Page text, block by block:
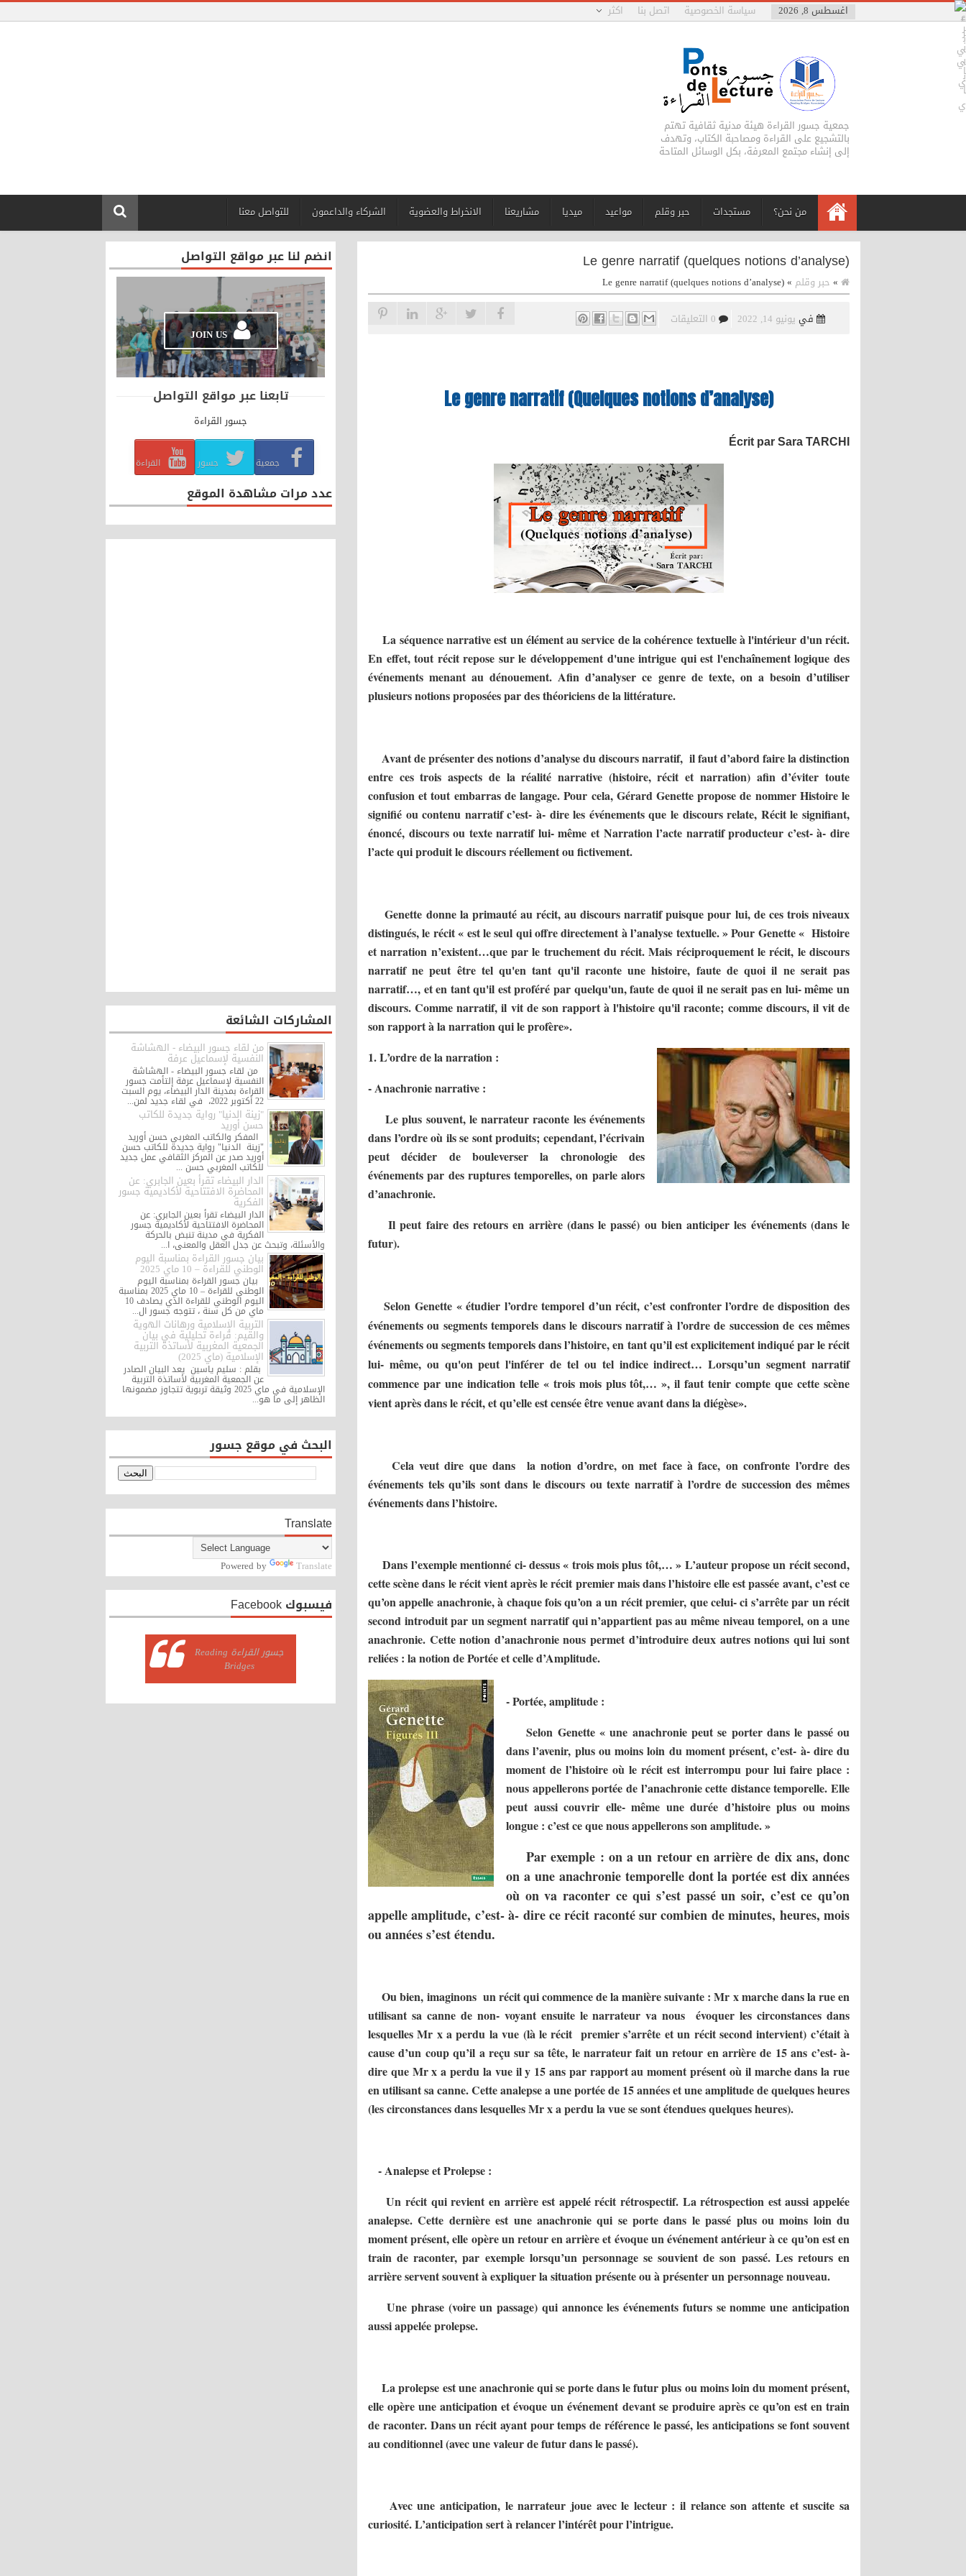
اغسطس 8, 2026 سياسة الخصوصية اتصل بنا اكثر
جمعية جسور القراءة هيئة مدنية ثقافية تهتم
بالتشجيع على القراءة ومصاحبة الكتاب، وتهدف
إلى إنشاء مجتمع المعرفة، بكل الوسائل المتاحة
من نحن؟ مستجدات حبر وقلم مواعيد ميديا مشاريعنا الانخراط والعضوية الشركاء والداعمون للتواصل معنا
Le genre narratif (quelques notions d’analyse)
» حبر وقلم »
Le genre narratif (quelques notions d’analyse)
في يونيو 14, 2022 0 التعليقات
Le genre narratif (Quelques notions d’analyse)
Écrit par Sara TARCHI
La séquence narrative est un élément au service de la cohérence textuelle à l'intérieur d'un récit.
En effet, tout récit repose sur le développement d'une intrigue qui est l'enchaînement logique des
événements menant au dénouement. Afin d’analyser ce genre de texte, on a besoin d’utiliser
plusieurs notions proposées par des théoriciens de la littérature.
Avant de présenter des notions d’analyse du discours narratif, il faut d’abord faire la distinction
entre ces trois aspects de la réalité narrative (histoire, récit et narration) afin d’éviter toute
confusion et tout embarras de langage. Pour cela, Gérard Genette propose de nommer Histoire le
signifié ou contenu narratif c’est- à- dire les événements que le discours relate, Récit le signifiant,
énoncé, discours ou texte narratif lui- même et Narration l’acte narratif producteur c’est- à- dire
l’acte qui produit le discours réellement ou fictivement.
Genette donne la primauté au récit, au discours narratif puisque pour lui, de ces trois niveaux
distingués, le récit « est le seul qui offre directement à l’analyse textuelle. » Pour Genette « Histoire
et narration n’existent…que par le truchement du récit. Mais réciproquement le récit, le discours
narratif ne peut être tel qu'en tant qu'il raconte une histoire, faute de quoi il ne serait pas
narratif…, et en tant qu'il est proféré par quelqu'un, faute de quoi il ne serait pas en lui- même un
discours. Comme narratif, il vit de son rapport à l'histoire qu'il raconte; comme discours, il vit de
son rapport à la narration qui le profère».
1. L’ordre de la narration :
- Anachronie narrative :
Le plus souvent, le narrateur raconte les événements
dans l’ordre où ils se sont produits; cependant, l’écrivain
peut décider de bouleverser la chronologie des
événements par des ruptures temporelles, on parle alors
d’anachronie.
Il peut faire des retours en arrière (dans le passé) ou bien anticiper les événements (dans le
futur).
Selon Genette « étudier l’ordre temporel d’un récit, c’est confronter l’ordre de disposition des
événements ou segments temporels dans le discours narratif à l’ordre de succession de ces mêmes
événements ou segments temporels dans l’histoire, en tant qu’il est explicitement indiqué par le récit
lui- même, ou qu'on peut l'inférer de tel ou tel indice indirect… Lorsqu’un segment narratif
commence par une indication telle « trois mois plus tôt,… », il faut tenir compte que cette scène
vient après dans le récit, et qu’elle est censée être venue avant dans la diégèse».
Cela veut dire que dans la notion d’ordre, on met face à face, on confronte l’ordre des
événements tels qu’ils sont dans le discours ou texte narratif à l’ordre de succession des mêmes
événements dans l’histoire.
Dans l’exemple mentionné ci- dessus « trois mois plus tôt,… » L’auteur propose un récit second,
cette scène dans le récit vient après le récit premier mais dans l’histoire elle est passée avant, c’est ce
qu’on appelle anachronie, à chaque fois qu’on a un récit premier, que celui- ci s’arrête par un récit
second introduit par un segment narratif qui n’appartient pas au même niveau temporel, on a une
anachronie. Cette notion d’anachronie nous permet d’introduire deux autres notions qui lui sont
reliées : la notion de Portée et celle d’Amplitude.
- Portée, amplitude :
Selon Genette « une anachronie peut se porter dans le passé ou
dans l’avenir, plus ou moins loin du moment présent, c’est- à- dire du
moment de l’histoire où le récit est interrompu pour lui faire place :
nous appellerons portée de l’anachronie cette distance temporelle. Elle
peut aussi couvrir elle- même une durée d’histoire plus ou moins
longue : c’est ce que nous appellerons son amplitude. »
Par exemple : on a un retour en arrière de dix ans, donc
on a une anachronie temporelle dont la portée est dix années
où on va raconter ce qui s’est passé un soir, c’est ce qu’on
appelle amplitude, c’est- à- dire ce récit raconté sur combien de minutes, heures, mois
ou années s’est étendu.
Ou bien, imaginons un récit qui commence de la manière suivante : Mr x marche dans la rue en
utilisant sa canne de non- voyant ensuite le narrateur va nous évoquer les circonstances dans
lesquelles Mr x a perdu la vue (là le récit premier s’arrête et un récit second intervient) c’était à
cause d’un coup qu’il a reçu sur sa tête, le narrateur fait un retour en arrière de 15 ans c’est- à-
dire que Mr x a perdu la vue il y 15 ans par rapport au moment présent où il marche dans la rue
en utilisant sa canne. Cette analepse a une portée de 15 années et une amplitude de quelques heures
(les circonstances dans lesquelles Mr x a perdu la vue se sont étendues quelques heures).
- Analepse et Prolepse :
Un récit qui revient en arrière est appelé récit rétrospectif. La rétrospection est aussi appelée
analepse. Cette dernière est une anachronie qui se porte dans le passé plus ou moins loin du
moment présent, elle opère un retour en arrière et évoque un événement antérieur à ce qu’on est en
train de raconter, par exemple lorsqu’un personnage se souvient de son passé. Les retours en
arrière servent souvent à expliquer la situation présente ou à présenter un personnage nouveau.
Une phrase (voire un passage) qui annonce les événements futurs se nomme une anticipation
aussi appelée prolepse.
La prolepse est une anachronie qui se porte dans le futur plus ou moins loin du moment présent,
elle opère une anticipation et évoque un événement devant se produire après ce qu’on est en train
de raconter. Dans un récit ayant pour temps de référence le passé, les anticipations se font souvent
au conditionnel (avec une valeur de futur dans le passé).
Avec une anticipation, le narrateur joue avec le lecteur : il relance son attente et suscite sa
curiosité. L’anticipation sert à relancer l’intérêt pour l’intrigue.
انضم لنا عبر مواقع التواصل
JOIN US
تابعنا عبر مواقع التواصل
جسور القراءة
جمعية جسور القراءة
عدد مرات مشاهدة الموقع
المشاركات الشائعة
من لقاء جسور البيضاء - الهشاشة
النفسية لإسماعيل عرفة
من لقاء جسور البيضاء - الهشاشة
النفسية لإسماعيل عرفة إلتأمت جسور
القراءة بمدينة الدار البيضاء، يوم السبت
22 أكتوبر 2022، في لقاء جديد لمن...
"زينة الدنيا" رواية جديدة للكاتب
حسن أوريد
المفكر والكاتب المغربي حسن أوريد
"زينة الدنيا" رواية جديدة للكاتب حسن
أوريد صدر عن المركز الثقافي عمل جديد
للكاتب المغربي حسن ...
الدار البيضاء تقرأ بعين الجابري: عن
المحاضرة الافتتاحية لأكاديمية جسور
الفكرية
الدار البيضاء تقرأ بعين الجابري: عن
المحاضرة الافتتاحية لأكاديمية جسور
الفكرية في مدينة تنبض بالحركة
والأسئلة، وتبحث عن جدل العقل والمعنى، ا...
بيان جسور القراءة بمناسبة اليوم
الوطني للقراءة – 10 ماي 2025
بيان جسور القراءة بمناسبة اليوم
الوطني للقراءة – 10 ماي 2025 بمناسبة
اليوم الوطني للقراءة الذي يصادف 10
ماي من كل سنة ، تتوجه جسور ال...
التربية الإسلامية ورهانات الهوية
والقيم: قراءة تحليلية في بيان
الجمعية المغربية لأساتذة التربية
الإسلامية (ماي 2025)
بقلم : سليم ياسين يعد البيان الصادر
عن الجمعية المغربية لأساتذة التربية
الإسلامية في ماي 2025 وثيقة تربوية تتجاوز مضمونها
الظاهر إلى ما هو...
البحث في موقع جسور
Translate
Powered by Translate
فيسبوك Facebook
‏جسور القراءة Reading
Bridges‏